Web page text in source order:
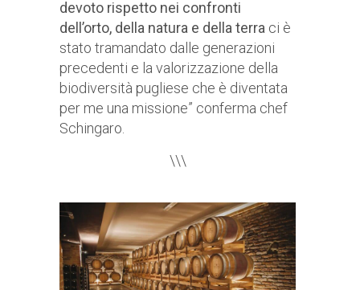
devoto rispetto nei confronti
dell’orto, della natura e della terra ci è
stato tramandato dalle generazioni
precedenti e la valorizzazione della
biodiversità pugliese che è diventata
per me una missione” conferma chef
Schingaro.
\\\